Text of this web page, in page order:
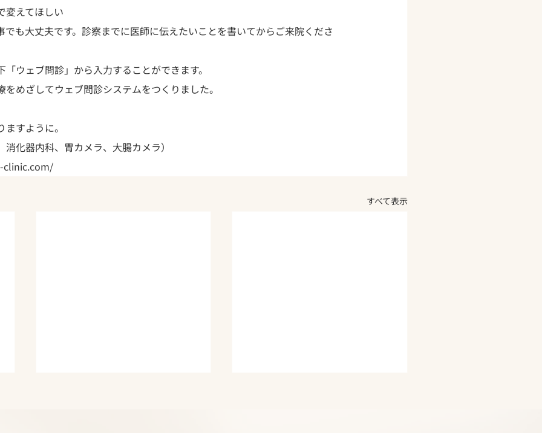
変えてほしい
でも大丈夫です。診察までに医師に伝えたいことを書いてからご来院くださ
ウェブ問診」から入力することができます。
めざしてウェブ問診システムをつくりました。
すように。
化器内科、胃カメラ、大腸カメラ）
clinic.com/
すべて表示